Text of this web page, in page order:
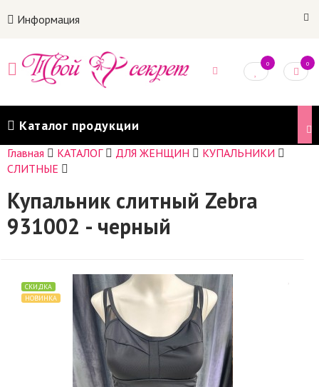
Информация
0 0
Каталог продукции
Главная КАТАЛОГ ДЛЯ ЖЕНЩИН
КУПАЛЬНИКИ
СЛИТНЫЕ
Купальник слитный Zebra
931002 - черный
СКИДКА
НОВИНКА